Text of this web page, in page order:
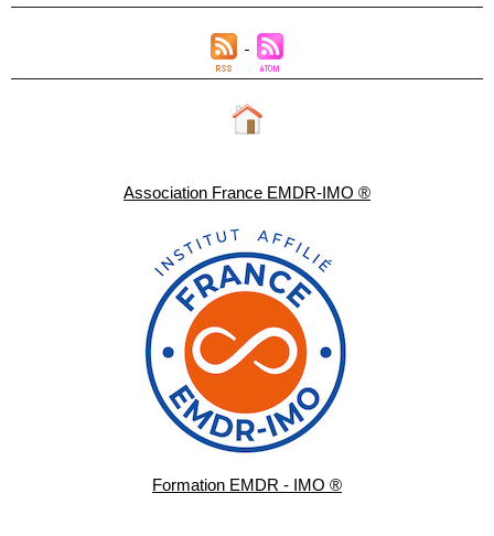
Association France EMDR-IMO ®
Formation EMDR - IMO ®